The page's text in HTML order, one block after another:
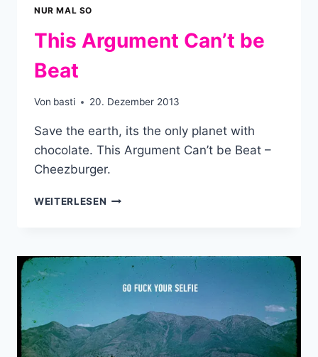
NUR MAL SO
This Argument Can’t be
Beat
Von basti 20. Dezember 2013
Save the earth, its the only planet with
chocolate. This Argument Can’t be Beat –
Cheezburger.
WEITERLESEN THIS
BEAT